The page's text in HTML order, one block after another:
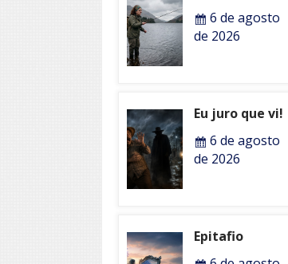
6 de agosto
de 2026
Eu juro que vi!
6 de agosto
de 2026
Epitafio